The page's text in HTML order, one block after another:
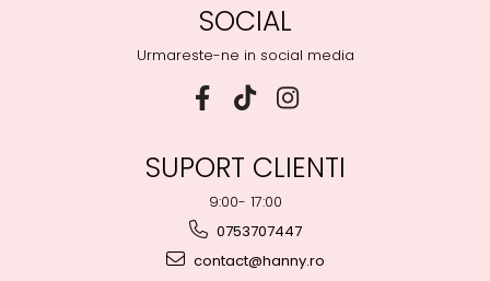
SOCIAL
Urmareste-ne in social media
SUPORT CLIENTI
9:00- 17:00
0753707447
contact@hanny.ro